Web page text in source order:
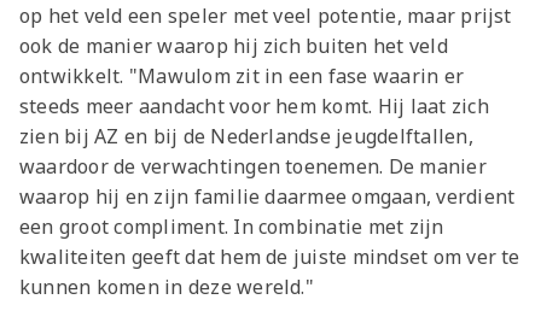
op het veld een speler met veel potentie, maar prijst
ook de manier waarop hij zich buiten het veld
ontwikkelt. "Mawulom zit in een fase waarin er
steeds meer aandacht voor hem komt. Hij laat zich
zien bij AZ en bij de Nederlandse jeugdelftallen,
waardoor de verwachtingen toenemen. De manier
waarop hij en zijn familie daarmee omgaan, verdient
een groot compliment. In combinatie met zijn
kwaliteiten geeft dat hem de juiste mindset om ver te
kunnen komen in deze wereld."